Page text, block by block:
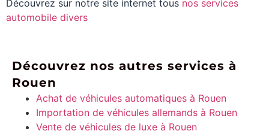
Découvrez sur notre site internet tous nos services
automobile divers
Découvrez nos autres services à
Rouen
Achat de véhicules automatiques à Rouen
Importation de véhicules allemands à Rouen
Vente de véhicules de luxe à Rouen